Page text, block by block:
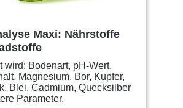
Maxi: Nährstoffe
wird: Bodenart, pH-Wert,
Magnesium, Bor, Kupfer,
Blei, Cadmium, Quecksilber
Parameter.